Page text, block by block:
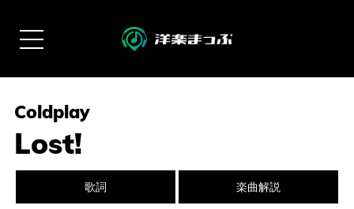
Coldplay
Lost!
歌詞 楽曲解説